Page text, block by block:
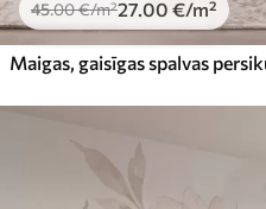
45.00€/m²27 .00 €/m²